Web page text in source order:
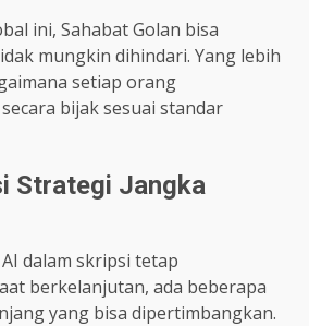
ini, Sahabat Golan bisa
mungkin dihindari. Yang lebih
setiap orang
bijak sesuai standar
Strategi Jangka
dalam skripsi tetap
berkelanjutan, ada beberapa
yang bisa dipertimbangkan.